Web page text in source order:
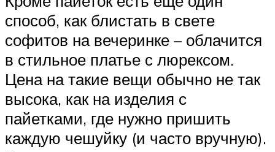
способ, как блистать в свете
софитов на вечеринке – облачится
в стильное платье с люрексом.
Цена на такие вещи обычно не так
высока, как на изделия с
пайетками, где нужно пришить
каждую чешуйку (и часто вручную).